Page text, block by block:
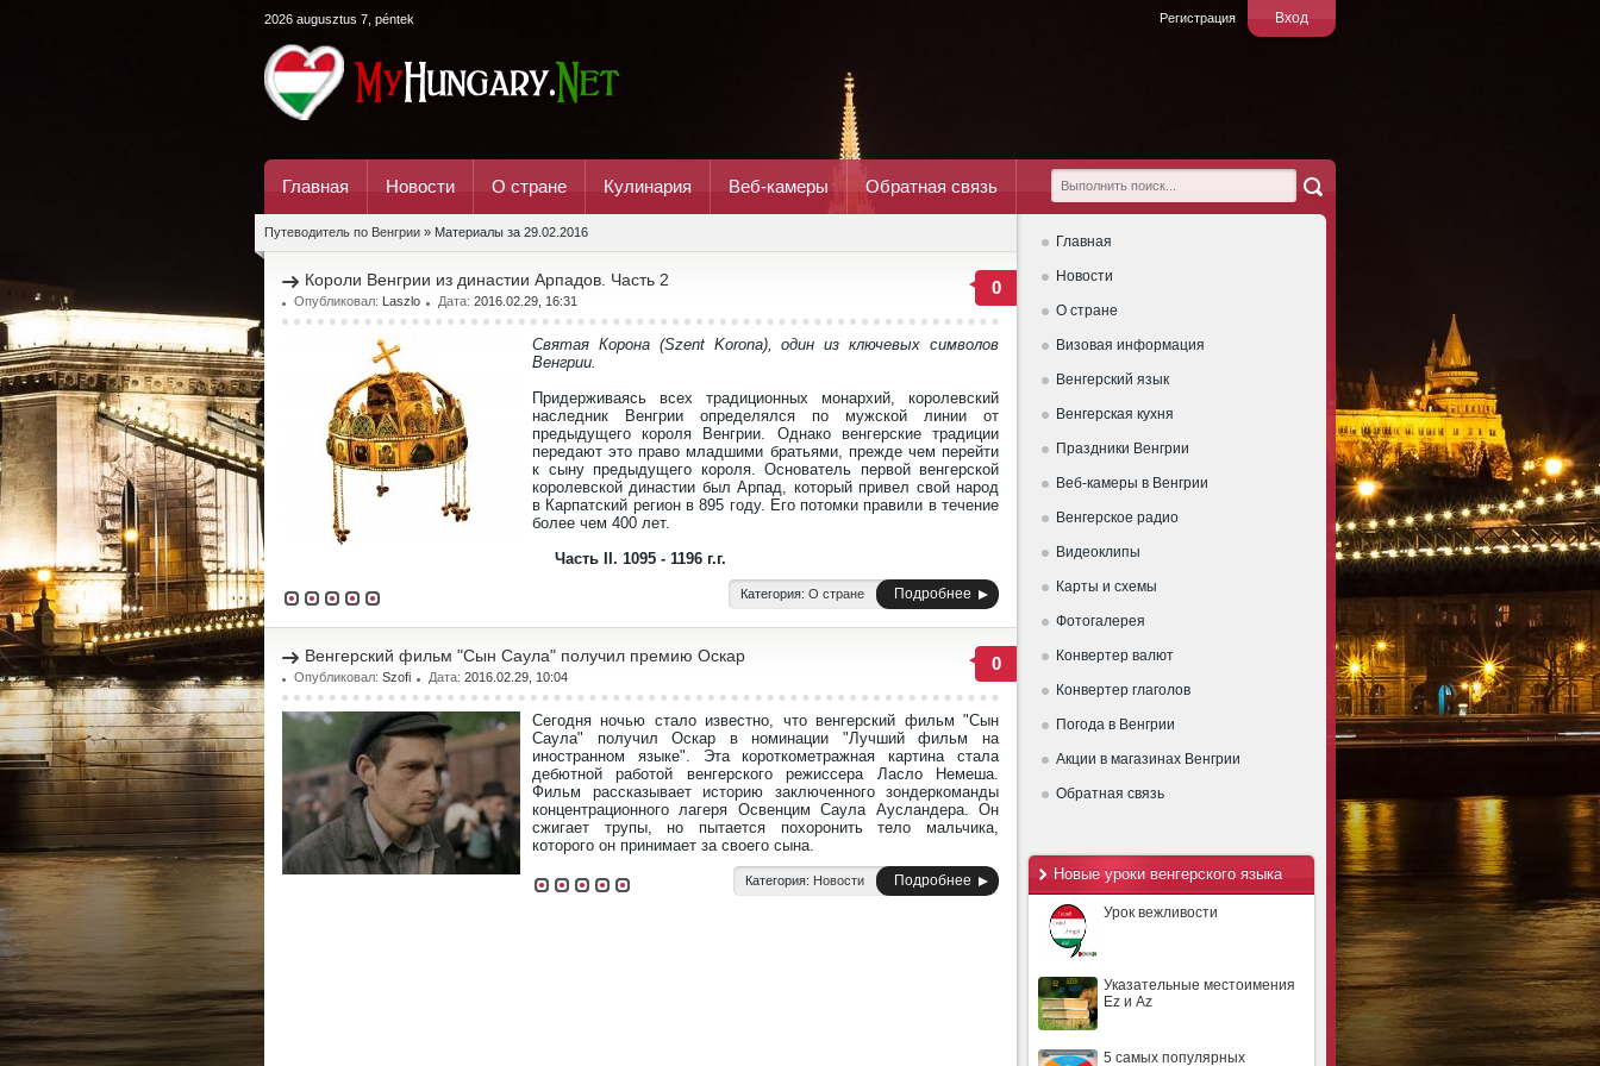
Вход
Регистрация
2026 augusztus 7, péntek
Главная Новости О стране Кулинария Веб-камеры Обратная связь
Главная
Новости
О стране
Визовая информация
Венгерский язык
Венгерская кухня
Праздники Венгрии
Веб-камеры в Венгрии
Венгерское радио
Видеоклипы
Карты и схемы
Фотогалерея
Конвертер валют
Конвертер глаголов
Погода в Венгрии
Акции в магазинах Венгрии
Обратная связь
Новые уроки венгерского языка
Урок вежливости
Указательные местоимения
Ez и Az
5 самых популярных
Путеводитель по Венгрии » Материалы за 29.02.2016
0
Короли Венгрии из династии Арпадов. Часть 2
Опубликовал: Laszlo Дата: 2016.02.29, 16:31
Святая Корона (Szent Korona), один из ключевых символов
Венгрии.
Придерживаясь всех традиционных монархий, королевский
наследник Венгрии определялся по мужской линии от
предыдущего короля Венгрии. Однако венгерские традиции
передают это право младшими братьями, прежде чем перейти
к сыну предыдущего короля. Основатель первой венгерской
королевской династии был Арпад, который привел свой народ
в Карпатский регион в 895 году. Его потомки правили в течение
более чем 400 лет.
Часть II. 1095 - 1196 г.г.
Категория: О стране Подробнее
0
Венгерский фильм "Сын Саула" получил премию Оскар
Опубликовал: Szofi Дата: 2016.02.29, 10:04
Сегодня ночью стало известно, что венгерский фильм "Сын
Саула" получил Оскар в номинации "Лучший фильм на
иностранном языке". Эта короткометражная картина стала
дебютной работой венгерского режиссера Ласло Немеша.
Фильм рассказывает историю заключенного зондеркоманды
концентрационного лагеря Освенцим Саула Аусландера. Он
сжигает трупы, но пытается похоронить тело мальчика,
которого он принимает за своего сына.
Категория: Новости Подробнее